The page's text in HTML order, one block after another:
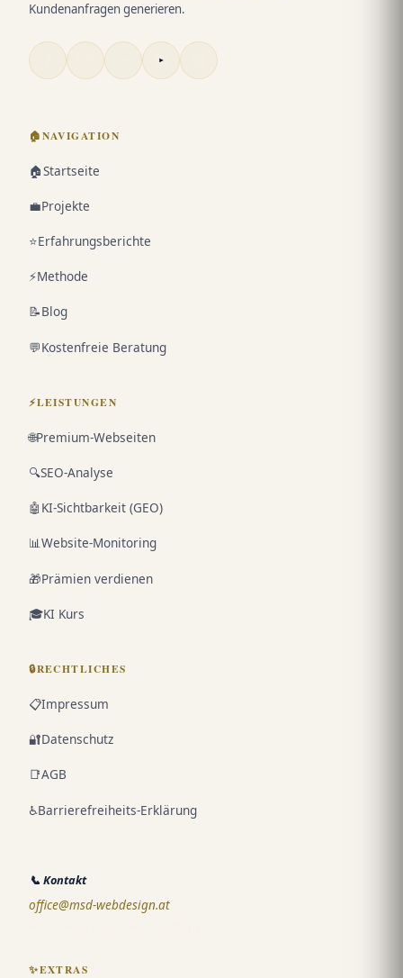
Kundenanfragen generieren.
🏠NAVIGATION
🏠Startseite
💼Projekte
⭐Erfahrungsberichte
⚡Methode
📝Blog
💬Kostenfreie Beratung
⚡LEISTUNGEN
🌐Premium-Webseiten
🔍SEO-Analyse
🤖 KI-Sichtbarkeit (GEO)
📊Website-Monitoring
🎁Prämien verdienen
🎓KI Kurs
🔒RECHTLICHES
📋Impressum
🔐Datenschutz
📑AGB
♿Barrierefreiheits-Erklärung
📞 Kontakt
office@msd-webdesign.at
✨EXTRAS